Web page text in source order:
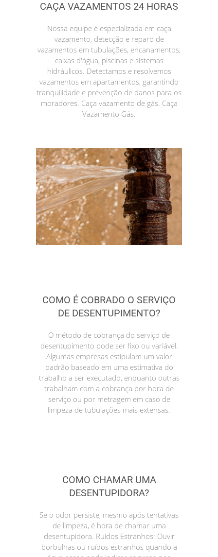
CAÇA VAZAMENTOS 24 HORAS
Nossa equipe é especializada em caça
vazamento, detecção e reparo de
vazamentos em tubulações, encanamentos,
caixas d'água, piscinas e sistemas
hidráulicos. Detectamos e resolvemos
vazamentos em apartamentos, garantindo
tranquilidade e prevenção de danos para os
moradores. Caça vazamento de gás. Caça
Vazamento Gás.
COMO É COBRADO O SERVIÇO
DE DESENTUPIMENTO?
O método de cobrança do serviço de
desentupimento pode ser fixo ou variável.
Algumas empresas estipulam um valor
padrão baseado em uma estimativa do
trabalho a ser executado, enquanto outras
trabalham com a cobrança por hora de
serviço ou por metragem em caso de
limpeza de tubulações mais extensas.
COMO CHAMAR UMA
DESENTUPIDORA?
Se o odor persiste, mesmo após tentativas
de limpeza, é hora de chamar uma
desentupidora. Ruídos Estranhos: Ouvir
borbulhas ou ruídos estranhos quando a